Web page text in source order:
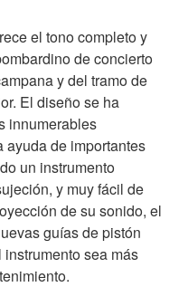
el tono completo y
de concierto
y del tramo de
El diseño se ha
innumerables
de importantes
un instrumento
y muy fácil de
de su sonido, el
guías de pistón
sea más